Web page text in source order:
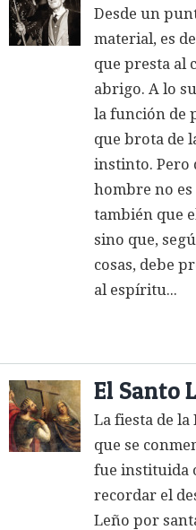
Desde un
material, es
que presta al
abrigo. A lo
la función de
que brota de
instinto. Pero
hombre no es
también que
sino que,
cosas, debe
al espíritu...
El Santo
La fiesta de la
que se
fue instituida
recordar el
Leño por